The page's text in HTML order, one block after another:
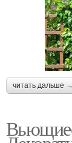
читать дальше →